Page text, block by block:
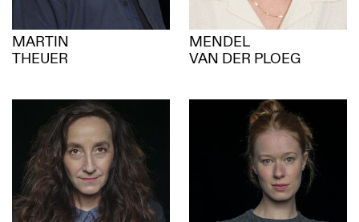
MARTIN
THEUER
MENDEL
VAN DER PLOEG